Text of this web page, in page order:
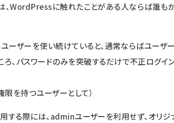
WordPressに触れたことがある人ならば誰も
ーザーを使い続けていると、通常ならばユーザ
、パスワードのみを突破するだけで不正ログイ
限を持つユーザーとして）
する際には、adminユーザーを利用せず、オリ